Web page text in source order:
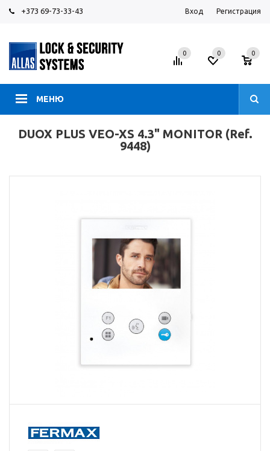
+373 69-73-33-43 Вход Регистрация
МЕНЮ
0 0 0
DUOX PLUS VEO-XS 4.3" MONITOR (Ref.
9448)